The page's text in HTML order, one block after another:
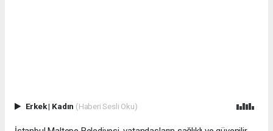
Erkek| Kadın (Haberi Sesli Oku)